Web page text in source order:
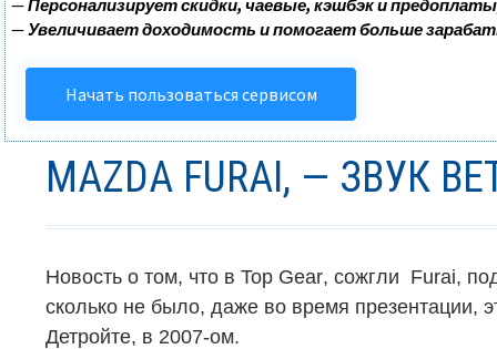
—Персонализирует скидки, чаевые, кэшбэк и
—Увеличивает доходимость и помогает больше
Начать пользоваться сервисом
MAZDA FURAI, — ЗВУК
Новость о том, что вTop Gear, сожгли Furai,
сколько не было, даже во время презентации,
Детройте, в 2007-ом.